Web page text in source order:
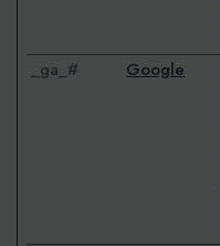
_ga_# Google